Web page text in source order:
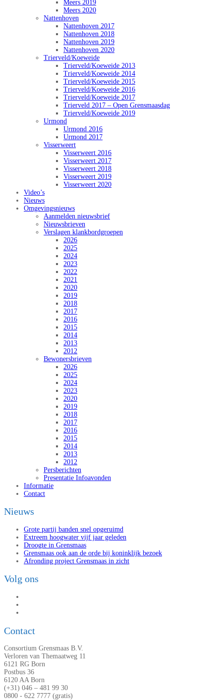
Meers 2019
Meers 2020
Nattenhoven
Nattenhoven 2017
Nattenhoven 2018
Nattenhoven 2019
Nattenhoven 2020
Trierveld/Koeweide
Trierveld/Koeweide 2013
Trierveld/Koeweide 2014
Trierveld/Koeweide 2015
Trierveld/Koeweide 2016
Trierveld/Koeweide 2017
Trierveld 2017 – Open Grensmaasdag
Trierveld/Koeweide 2019
Urmond
Urmond 2016
Urmond 2017
Visserweert
Visserweert 2016
Visserweert 2017
Visserweert 2018
Visserweert 2019
Visserweert 2020
Video’s
Nieuws
Omgevingsnieuws
Aanmelden nieuwsbrief
Nieuwsbrieven
Verslagen klankbordgroepen
2026
2025
2024
2023
2022
2021
2020
2019
2018
2017
2016
2015
2014
2013
2012
Bewonersbrieven
2026
2025
2024
2023
2020
2019
2018
2017
2016
2015
2014
2013
2012
Persberichten
Presentatie Infoavonden
Informatie
Contact
Nieuws
Grote partij banden snel opgeruimd
Extreem hoogwater vijf jaar geleden
Droogte in Grensmaas
Grensmaas ook aan de orde bij koninklijk bezoek
Afronding project Grensmaas in zicht
Volg ons
Contact
Consortium Grensmaas B.V.
Verloren van Themaatweg 11
6121 RG Born
Postbus 36
6120 AA Born
(+31) 046 – 481 99 30
0800 - 622 7777 (gratis)